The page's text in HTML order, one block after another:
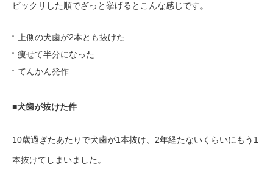
ビックリした順でざっと挙げるとこんな感じです。
上側の犬歯が2本とも抜けた
痩せて半分になった
てんかん発作
■犬歯が抜けた件
10歳過ぎたあたりで犬歯が1本抜け、2年経たないくらいにもう1
本抜けてしまいました。